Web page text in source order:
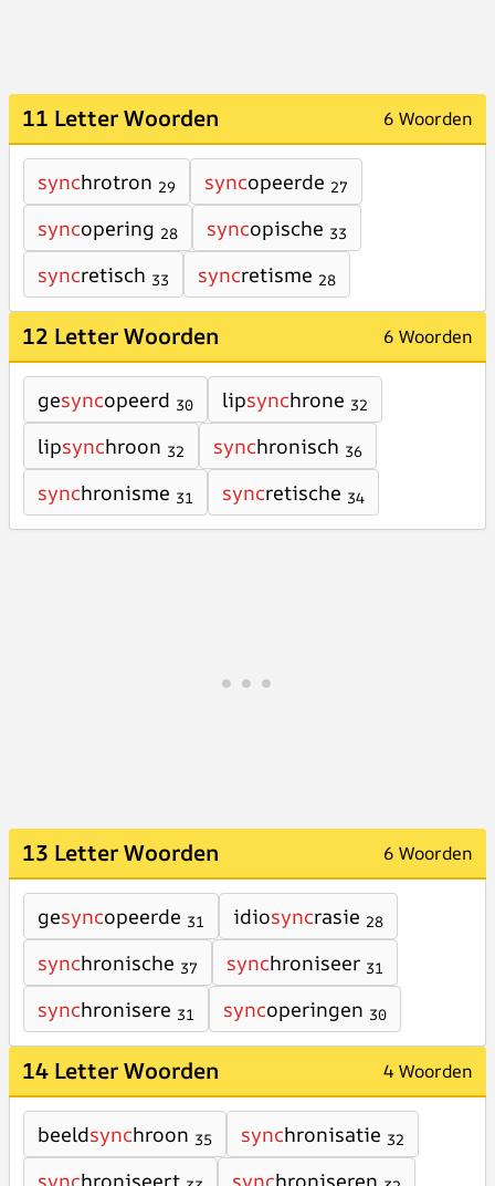
11 Letter Woorden 6 Woorden
synchrotron 29 syncopeerde 27
syncopering 28 syncopische 33
syncretisch 33 syncretisme 28
12 Letter Woorden 6 Woorden
gesyncopeerd 30 lipsynchrone 32
lipsynchroon 32 synchronisch 36
synchronisme 31 syncretische 34
13 Letter Woorden 6 Woorden
gesyncopeerde 31 idiosyncrasie 28
synchronische 37 synchroniseer 31
synchronisere 31 syncoperingen 30
14 Letter Woorden 4 Woorden
beeldsynchroon 35 synchronisatie 32
synchroniseert synchroniseren